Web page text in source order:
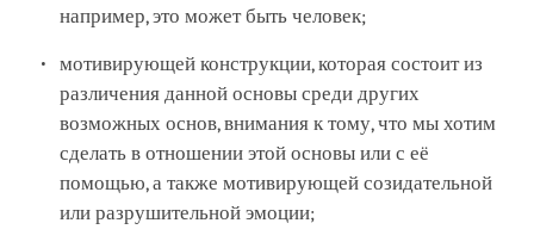
например, это может быть человек;
мотивирующей конструкции, которая состоит из
различения данной основы среди других
возможных основ, внимания к тому, что мы хотим
сделать в отношении этой основы или с её
помощью, а также мотивирующей созидательной
или разрушительной эмоции;